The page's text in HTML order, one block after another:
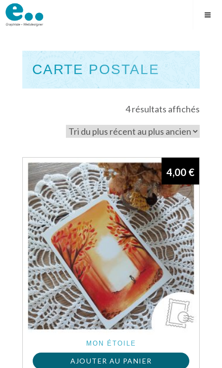
Skip
to
CARTE POSTALE
Square
4 résultats affichés
plus
MON ÉTOILE
4,00 €
AJOUTER AU PANIER